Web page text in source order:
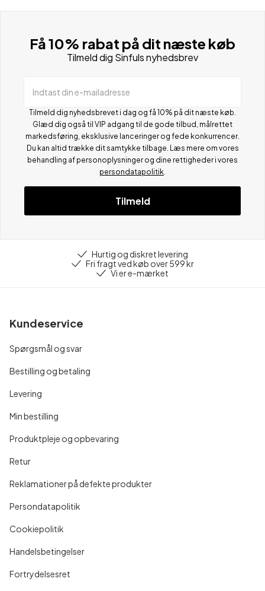
Få 10% rabat på dit næste køb
Tilmeld dig Sinfuls nyhedsbrev
Indtast din e-mailadresse
Tilmeld dig nyhedsbrevet i dag og få 10% på dit næste køb.
Glæd dig også til VIP adgang til de gode tilbud, målrettet
markedsføring, eksklusive lanceringer og fede konkurrencer.
Du kan altid trække dit samtykke tilbage. Læs mere om vores
behandling af personoplysninger og dine rettigheder i vores
persondatapolitik
Tilmeld
Hurtig og diskret levering
Fri fragt ved køb over 599 kr
Vi er e-mærket
Kundeservice
Spørgsmål og svar
Bestilling og betaling
Levering
Min bestilling
Produktpleje og opbevaring
Retur
Reklamationer på defekte produkter
Persondatapolitik
Cookiepolitik
Handelsbetingelser
Fortrydelsesret